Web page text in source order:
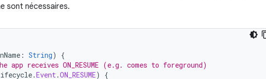
sont nécessaires.
: String)
{
app receives ON_RESUME (e.g. comes to foreground)
.Event.ON_RESUME)
{